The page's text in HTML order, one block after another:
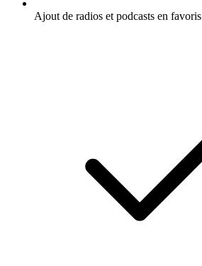
Ajout de radios et podcasts en favoris